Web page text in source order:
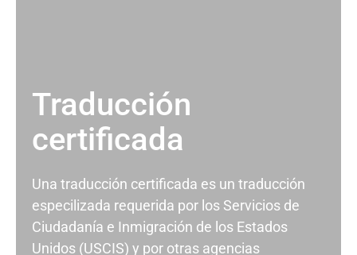
Traducción
certificada
Una traducción certificada es un traducción
especilizada requerida por los Servicios de
Ciudadanía e Inmigración de los Estados
Unidos (USCIS) y por otras agencias